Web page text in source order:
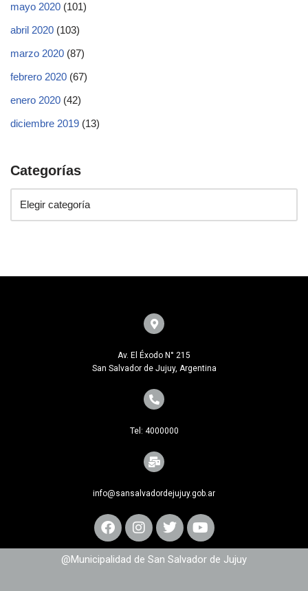
mayo 2020 (101)
abril 2020 (103)
marzo 2020 (87)
febrero 2020 (67)
enero 2020 (42)
diciembre 2019 (13)
Categorías
Av. El Éxodo N° 215
San Salvador de Jujuy, Argentina
Tel: 4000000
info@sansalvadordejujuy.gob.ar
@Municipalidad de San Salvador de Jujuy